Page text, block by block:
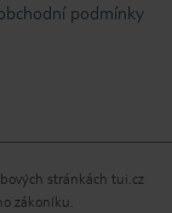
podmínky
stránkách tui.cz
zákoníku.